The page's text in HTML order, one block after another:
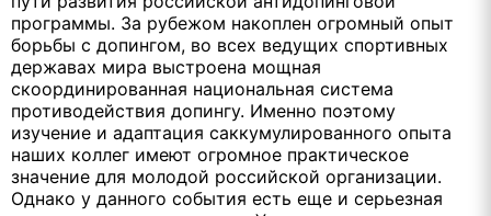
программы. За рубежом накоплен огромный опыт
борьбы с допингом, во всех ведущих спортивных
державах мира выстроена мощная
скоординированная национальная система
противодействия допингу. Именно поэтому
изучение и адаптация саккумулированного опыта
наших коллег имеют огромное практическое
значение для молодой российской организации.
Однако у данного события есть еще и серьезная